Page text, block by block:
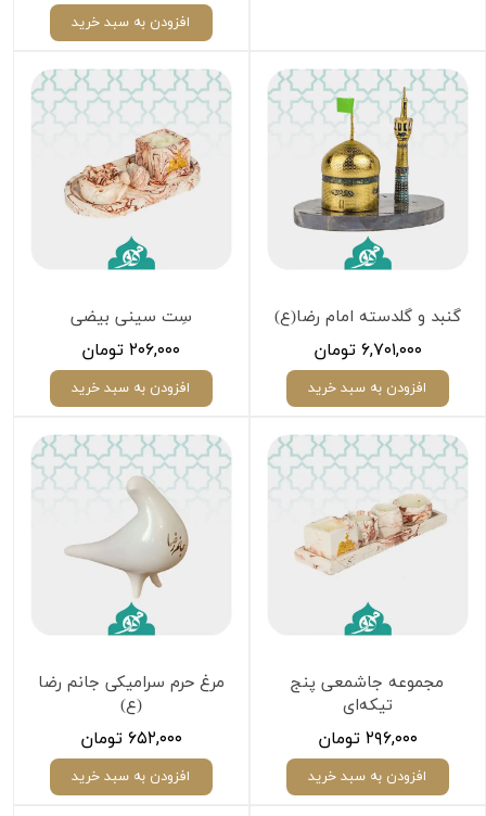
افزودن به سبد خرید
گنبد و گلدسته امام رضا(ع)
۶,۷۰۱,۰۰۰ تومان
افزودن به سبد خرید
سِت سینی بیضی
۲۰۶,۰۰۰ تومان
افزودن به سبد خرید
مجموعه جاشمعی پنج
تیکه‌ای
۲۹۶,۰۰۰ تومان
افزودن به سبد خرید
مرغ حرم سرامیکی جانم رضا
(ع)
۶۵۲,۰۰۰ تومان
افزودن به سبد خرید